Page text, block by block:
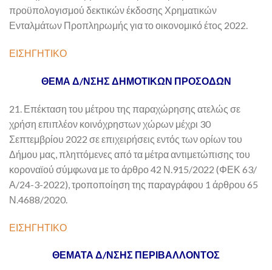
προϋπολογισμού δεκτικών έκδοσης Χρηματικών
Ενταλμάτων Προπληρωμής για το οικονομικό έτος 2022.
ΕΙΣΗΓΗΤΙΚΟ
ΘΕΜΑ Δ/ΝΣΗΣ ΔΗΜΟΤΙΚΩΝ ΠΡΟΣΟΔΩΝ
21. Επέκταση του μέτρου της παραχώρησης ατελώς σε
χρήση επιπλέον κοινόχρηστων χώρων μέχρι 30
Σεπτεμβρίου 2022 σε επιχειρήσεις εντός των ορίων του
Δήμου μας, πληττόμενες από τα μέτρα αντιμετώπισης του
κοροναϊού σύμφωνα με το άρθρο 42 Ν.915/2022 (ΦΕΚ 63/
Α/24-3-2022), τροποποίηση της παραγράφου 1 άρθρου 65
Ν.4688/2020.
ΕΙΣΗΓΗΤΙΚΟ
ΘΕΜΑΤΑ Δ/ΝΣΗΣ ΠΕΡΙΒΑΛΛΟΝΤΟΣ